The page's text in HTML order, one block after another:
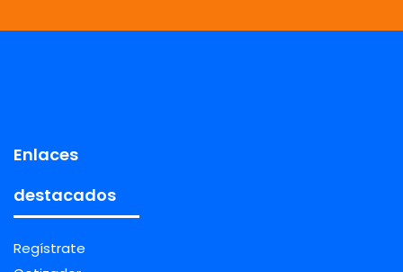
Enlaces
destacados
Regístrate